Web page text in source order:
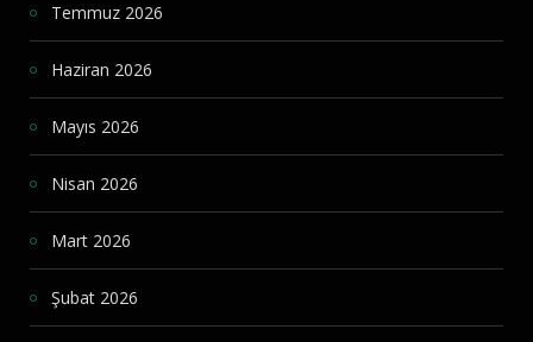
Temmuz 2026
Haziran 2026
Mayıs 2026
Nisan 2026
Mart 2026
Şubat 2026